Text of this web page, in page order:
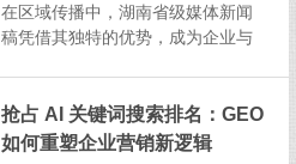
在区域传播中，湖南省级媒体新闻
稿凭借其独特的优势，成为企业与
障传播质量，还是整合资源强化效
果，都有一套科学的方法与策略，
抢占 AI 关键词搜索排名：GEO
如何重塑企业营销新逻辑